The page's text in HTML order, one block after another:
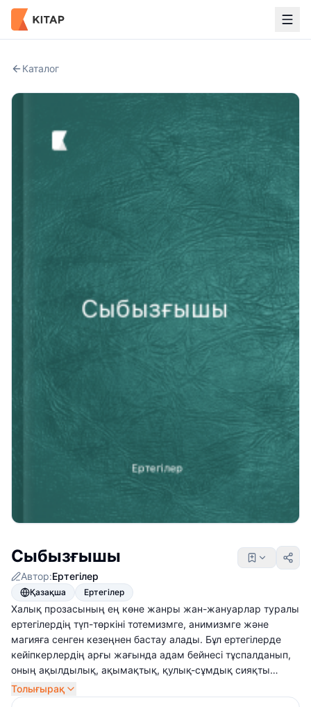
Каталог
Сыбызғышы
Автор:Ертегілер
Қазақша Ертегілер
Халық прозасының ең көне жанры жан-жануарлар туралы
ертегілердің түп-төркіні тотемизмге, анимизмге және
магияға сенген кезеңнен бастау алады. Бұл ертегілерде
кейіпкерлердің арғы жағында адам бейнесі тұспалданып,
оның ақылдылық, ақымақтық, қулық-сұмдық сияқты
қасиеттері қарапайым аллегориялық формамен ашылып
беріледі. Сондай-ақ адамның мінезі мен қасиетін танытып
Толығырақ